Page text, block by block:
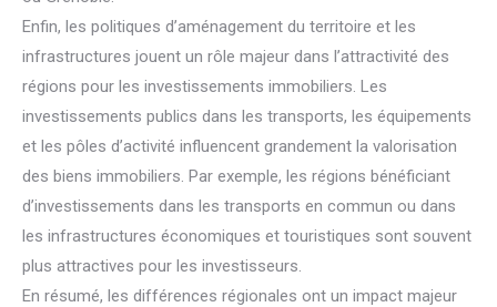
Enfin, les politiques d’aménagement du territoire et les
infrastructures jouent un rôle majeur dans l’attractivité des
régions pour les investissements immobiliers. Les
investissements publics dans les transports, les équipements
et les pôles d’activité influencent grandement la valorisation
des biens immobiliers. Par exemple, les régions bénéficiant
d’investissements dans les transports en commun ou dans
les infrastructures économiques et touristiques sont souvent
plus attractives pour les investisseurs.
En résumé, les différences régionales ont un impact majeur